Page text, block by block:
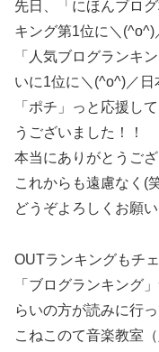
先日、「にほんブロ
キング第1位に＼(^o^)
「人気ブログランキ
いに1位に＼(^o^)／日
「ポチ」っと応援し
うございました！！
本当にありがとうござ
これからも遠慮なく(
どうぞよろしくお願い
OUTランキングもチ
「ブログランキング
らいの方が読みに行
こねこのて音楽教室